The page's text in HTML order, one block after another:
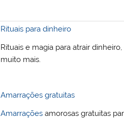
Rituais para dinheiro
Rituais e magia para atrair
muito mais.
Amarrações gratuitas
Amarrações amorosas gratuitas